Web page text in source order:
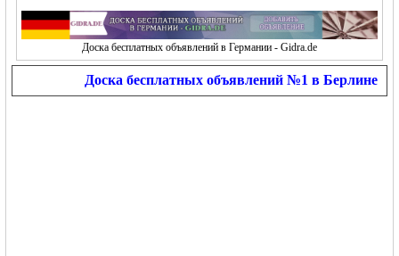
Доска бесплатных объявлений в Германии - Gidra.de
Доска бесплатных объявлений №1 в Берлине